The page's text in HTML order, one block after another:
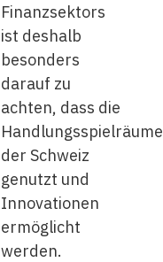
Finanzsektors
ist deshalb
besonders
darauf zu
achten, dass die
Handlungsspielräume
der Schweiz
genutzt und
Innovationen
ermöglicht
werden.